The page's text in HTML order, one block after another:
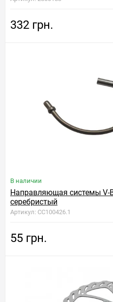
332 грн.
В наличии
Направляющая системы V-
серебристый
Артикул: CC100426.1
55 грн.